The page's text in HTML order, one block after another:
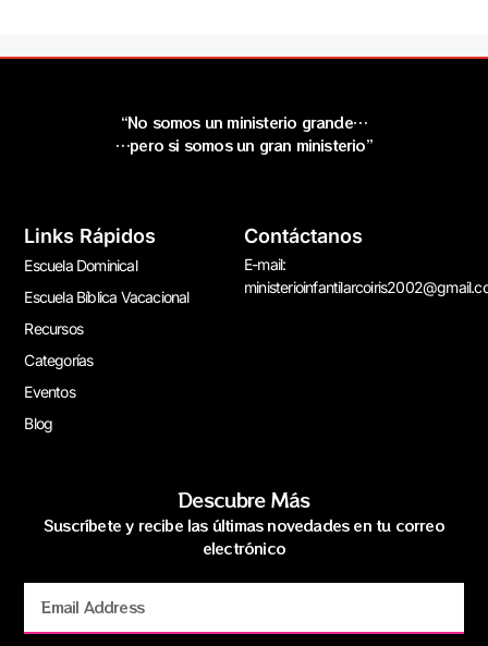
“No somos un ministerio grande…
…pero si somos un gran ministerio”
Links Rápidos
Escuela Dominical
Escuela Bíblica Vacacional
Recursos
Categorías
Eventos
Blog
Contáctanos
E-mail:
Descubre Más
Suscríbete y recibe las últimas novedades en tu correo
electrónico